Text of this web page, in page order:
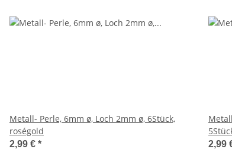
Metall- Perle, 6mm ø, Loch 2mm ø, 6Stück,
roségold
2,99 € * 2,99